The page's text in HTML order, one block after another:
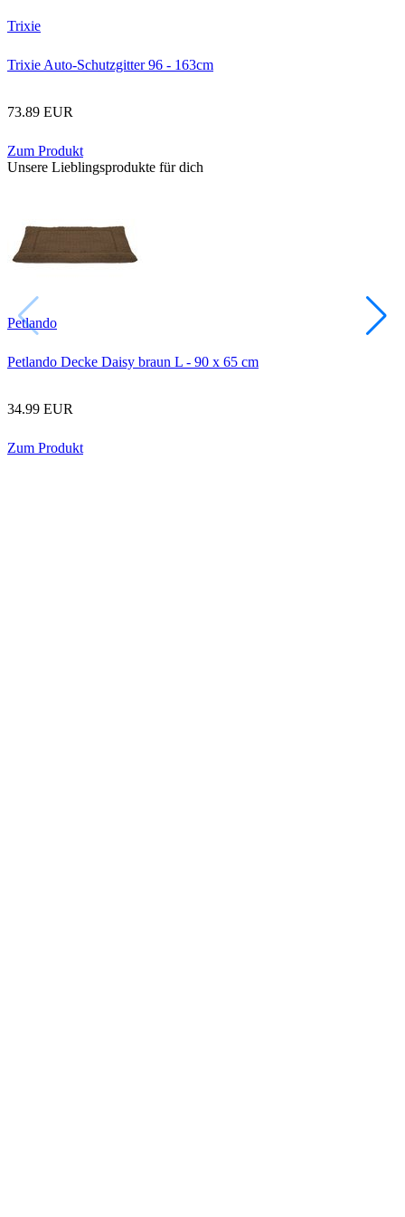
Trixie
Trixie Auto-Schutzgitter 96 - 163cm
73.89 EUR
Zum Produkt
Unsere Lieblingsprodukte für dich
Petlando
Petlando Decke Daisy braun L - 90 x 65 cm
34.99 EUR
Zum Produkt